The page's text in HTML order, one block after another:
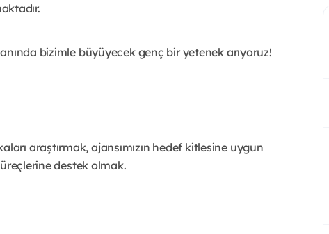
bizimle büyüyecek genç bir yetenek arıyoruz!
araştırmak, ajansımızın hedef kitlesine uygun
destek olmak.